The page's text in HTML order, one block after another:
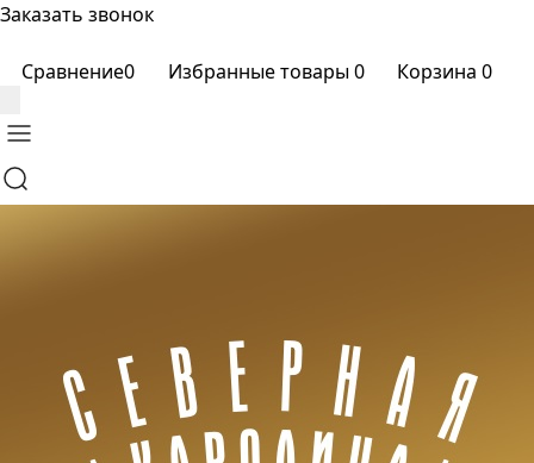
Заказать звонок
Сравнение0 Избранные товары0 Корзина 0